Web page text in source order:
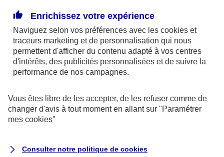
En cas d'urgence
Dépannage et remorquage de votre
Enrichissez votre expérience
Naviguez selon vos préférences avec les cookies et
traceurs marketing et de personnalisation qui nous
permettent d'afficher du contenu adapté à vos centres
d'intérêts, des publicités personnalisées et de suivre la
performance de nos campagnes.
Vous êtes libre de les accepter, de les refuser comme de
changer d'avis à tout moment en allant sur "Paramétrer
mes cookies"
Consulter notre politique de cookies